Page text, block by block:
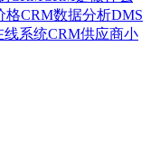
格CRM数据分析DMS
线系统CRM供应商小